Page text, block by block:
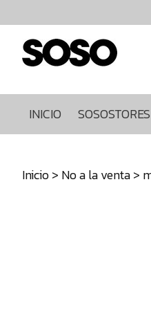
INICIO SOSOSTORES
Inicio
Sosostores
Contacto
Ultimas
640271930
Inicio> No a la venta>